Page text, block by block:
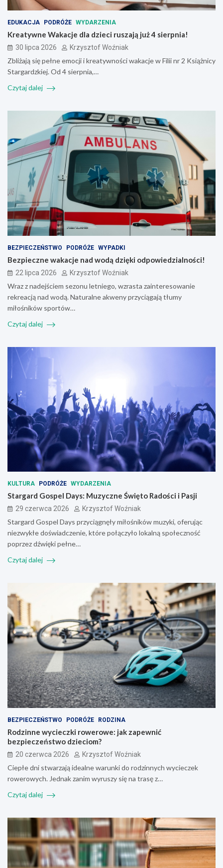
EDUKACJA PODRÓŻE WYDARZENIA
Kreatywne Wakacje dla dzieci ruszają już 4 sierpnia!
30 lipca 2026 Krzysztof Woźniak
Zbliżają się pełne emocji i kreatywności wakacje w Filii nr 2 Książnicy
Stargardzkiej. Od 4 sierpnia,…
Czytaj dalej
BEZPIECZEŃSTWO PODRÓŻE WYPADKI
Bezpieczne wakacje nad wodą dzięki odpowiedzialności!
22 lipca 2026 Krzysztof Woźniak
Wraz z nadejściem sezonu letniego, wzrasta zainteresowanie
rekreacją nad wodą. Naturalne akweny przyciągają tłumy
miłośników sportów…
Czytaj dalej
KULTURA PODRÓŻE WYDARZENIA
Stargard Gospel Days: Muzyczne Święto Radości i Pasji
29 czerwca 2026 Krzysztof Woźniak
Stargard Gospel Days przyciągnęły miłośników muzyki, oferując
niezwykłe doświadczenie, które połączyło lokalną społeczność
poprzez dźwięki pełne…
Czytaj dalej
BEZPIECZEŃSTWO PODRÓŻE RODZINA
Rodzinne wycieczki rowerowe: jak zapewnić
bezpieczeństwo dzieciom?
20 czerwca 2026 Krzysztof Woźniak
Ciepłe dni stwarzają idealne warunki do rodzinnych wycieczek
rowerowych. Jednak zanim wyruszy się na trasę z…
Czytaj dalej